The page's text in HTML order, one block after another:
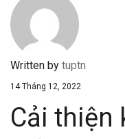
Written by tuptn
14 Tháng 12, 2022
Cải thiện